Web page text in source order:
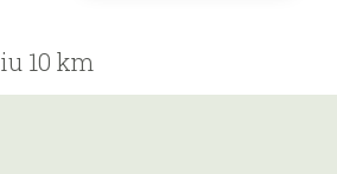
10 km